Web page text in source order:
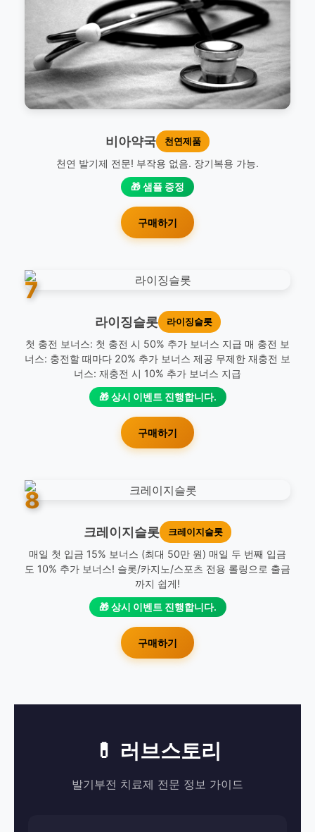
비아약국 천연제품
천연 발기제 전문! 부작용 없음. 장기복용 가능.
🎁 샘플 증정
구매하기
7
라이징슬롯 라이징슬롯
첫 충전 보너스: 첫 충전 시 50% 추가 보너스 지급 매 충전 보
너스: 충전할 때마다 20% 추가 보너스 제공 무제한 재충전 보
너스: 재충전 시 10% 추가 보너스 지급
🎁 상시 이벤트 진행합니다.
구매하기
8
크레이지슬롯 크레이지슬롯
매일 첫 입금 15% 보너스 (최대 50만 원) 매일 두 번째 입금
도 10% 추가 보너스! 슬롯/카지노/스포츠 전용 롤링으로 출금
까지 쉽게!
🎁 상시 이벤트 진행합니다.
구매하기
💊 러브스토리
발기부전 치료제 전문 정보 가이드